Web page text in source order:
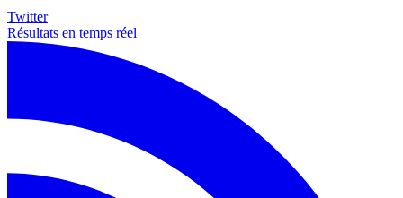
Twitter
Résultats en temps réel